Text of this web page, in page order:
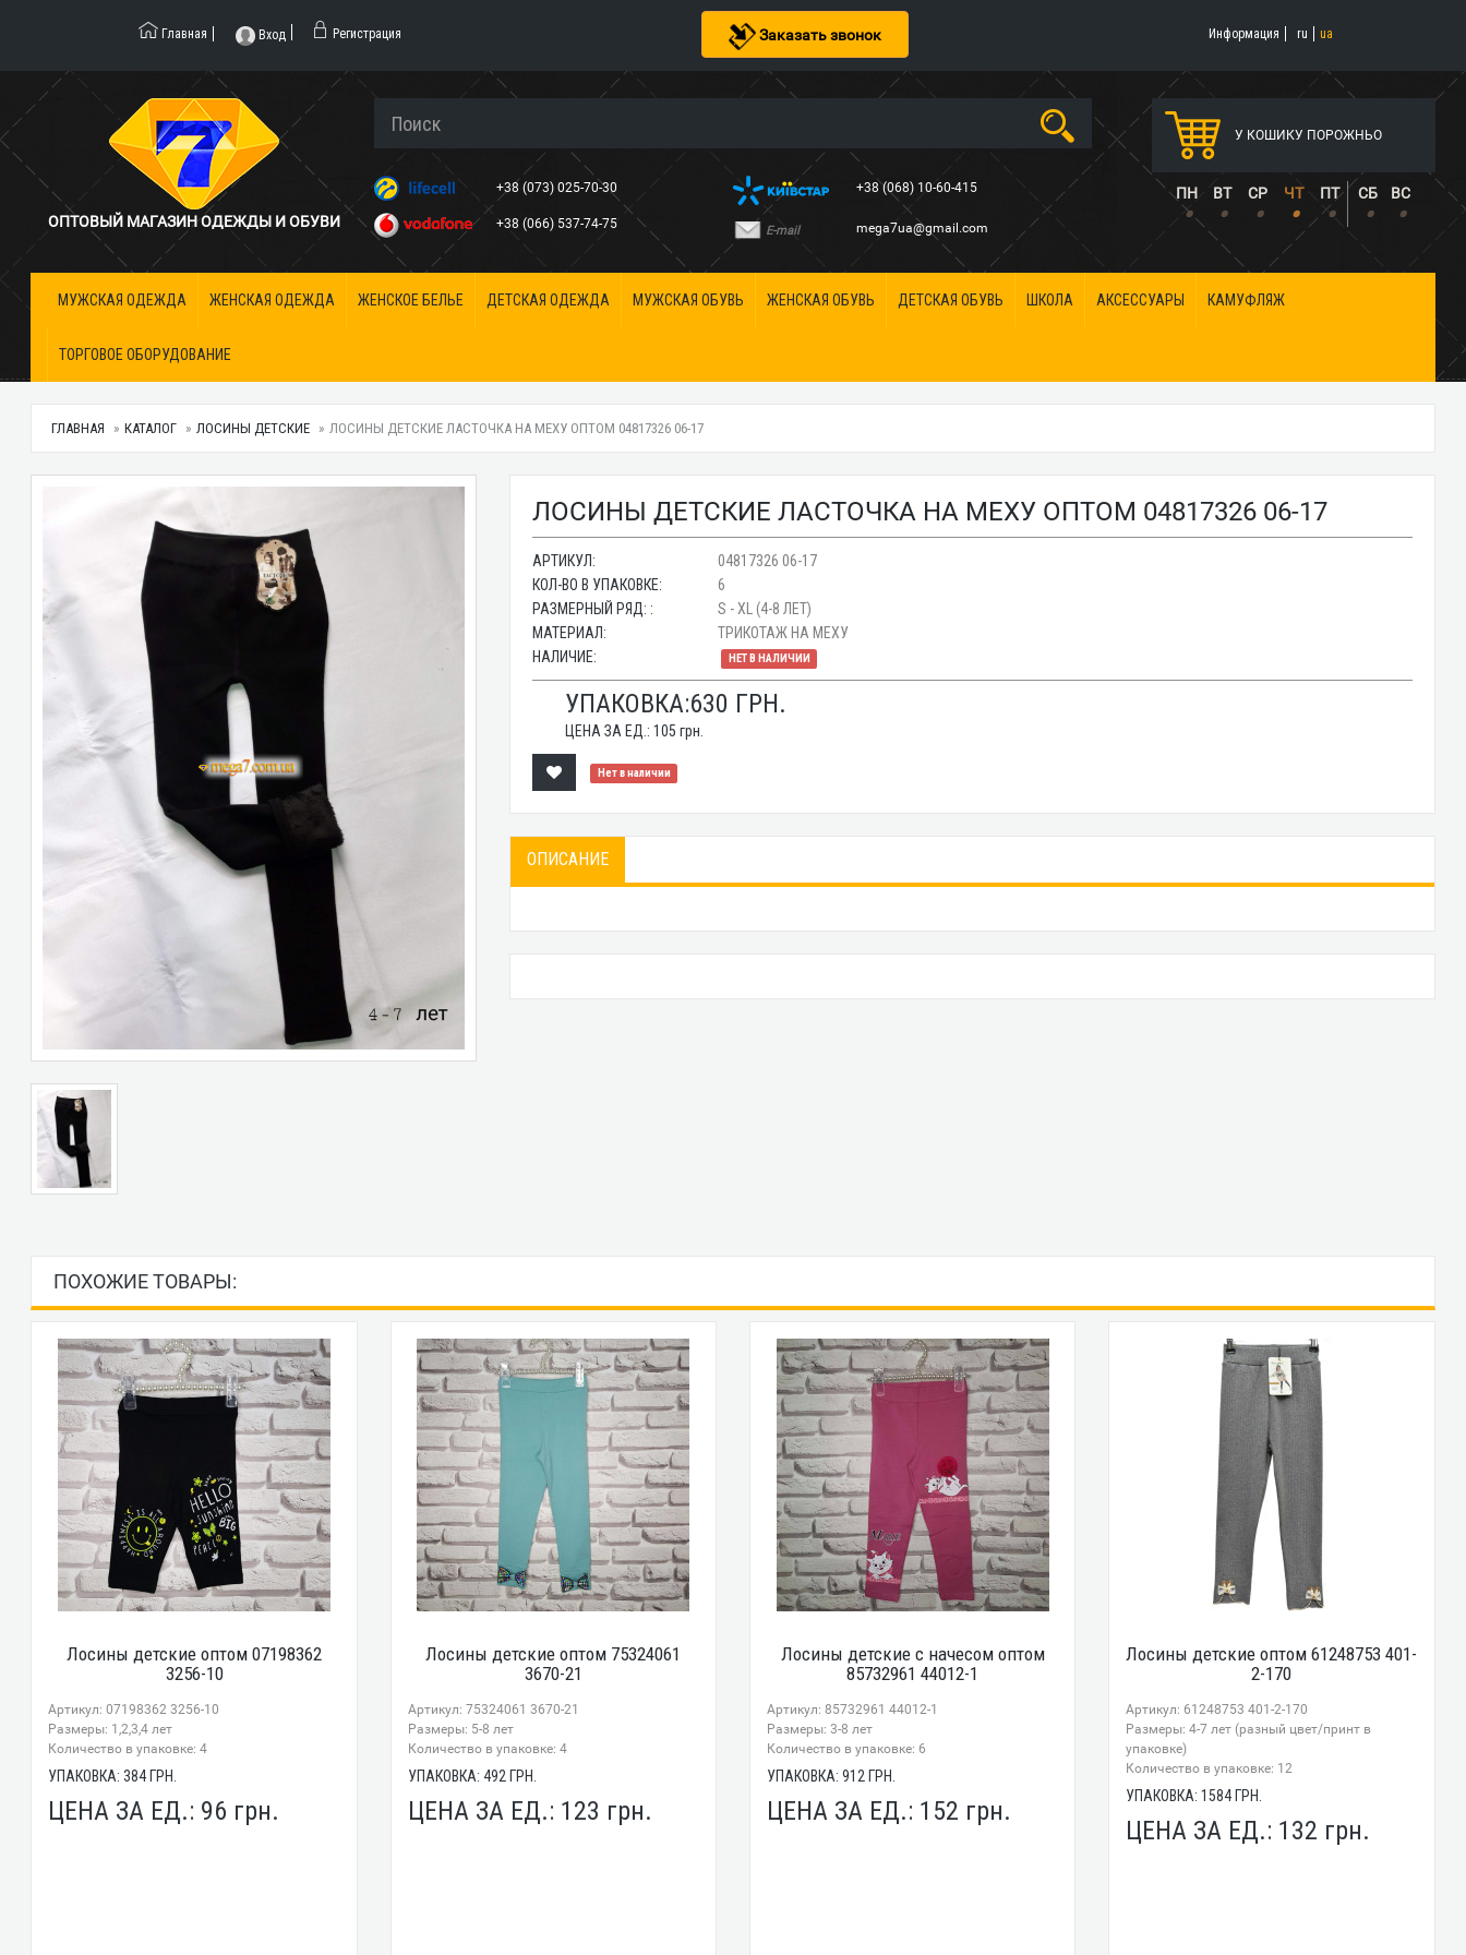
Заказать звонок
Главная Вход Регистрация Информация ru ua
ОПТОВЫЙ МАГАЗИН ОДЕЖДЫ И ОБУВИ
+38 (073) 025-70-30
+38 (066) 537-74-75
+38 (068) 10-60-415
E-mail mega7ua@gmail.com
У КОШИКУ ПОРОЖНЬО
ПН ВТ СР ЧТ ПТ СБ ВС
• • • • • • •
МУЖСКАЯ ОДЕЖДА ЖЕНСКАЯ ОДЕЖДА ЖЕНСКОЕ БЕЛЬЕ ДЕТСКАЯ ОДЕЖДА МУЖСКАЯ ОБУВЬ ЖЕНСКАЯ ОБУВЬ ДЕТСКАЯ ОБУВЬ ШКОЛА АКСЕССУАРЫ КАМУФЛЯЖ
ТОРГОВОЕ ОБОРУДОВАНИЕ
ГЛАВНАЯ КАТАЛОГ ЛОСИНЫ ДЕТСКИЕ ЛОСИНЫ ДЕТСКИЕ ЛАСТОЧКА НА МЕХУ ОПТОМ 04817326 06-17
ЛОСИНЫ ДЕТСКИЕ ЛАСТОЧКА НА МЕХУ ОПТОМ 04817326 06-17
АРТИКУЛ:
04817326 06-17
КОЛ-ВО В УПАКОВКЕ:
6
РАЗМЕРНЫЙ РЯД: :
S - XL (4-8 ЛЕТ)
МАТЕРИАЛ:
ТРИКОТАЖ НА МЕХУ
НАЛИЧИЕ:
НЕТ В НАЛИЧИИ
УПАКОВКА:630 ГРН.
ЦЕНА ЗА ЕД.:105 грн.
Нет в наличии
ОПИСАНИЕ
ПОХОЖИЕ ТОВАРЫ:
Лосины детские оптом 07198362
3256-10
Артикул: 07198362 3256-10
Размеры: 1,2,3,4 лет
Количество в упаковке: 4
УПАКОВКА:384 ГРН.
ЦЕНА ЗА ЕД.: 96 грн.
Лосины детские оптом 75324061
3670-21
Артикул: 75324061 3670-21
Размеры: 5-8 лет
Количество в упаковке: 4
УПАКОВКА: 492 ГРН.
ЦЕНА ЗА ЕД.: 123 грн.
Лосины детские с начесом оптом
85732961 44012-1
Артикул: 85732961 44012-1
Размеры: 3-8 лет
Количество в упаковке: 6
УПАКОВКА: 912 ГРН.
ЦЕНА ЗА ЕД.: 152 грн.
Лосины детские оптом 61248753 401-
2-170
Артикул: 61248753 401-2-170
Размеры: 4-7 лет (разный цвет/принт в
упаковке)
Количество в упаковке: 12
УПАКОВКА:1584 ГРН.
ЦЕНА ЗА ЕД.: 132 грн.